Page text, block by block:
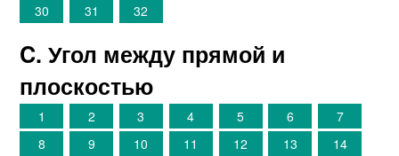
30
31 32
C. Угол между прямой и
плоскостью
1 2 3 4 5 6
7
8
9 10 11 12 13
14